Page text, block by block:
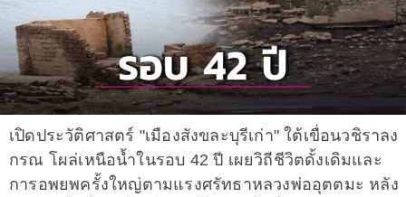
เปิดประวัติศาสตร์ "เมืองสังขละบุรีเก่า" ใต้เขื่อนวชิราลง
กรณ โผล่เหนือน้ำในรอบ 42 ปี เผยวิถีชีวิตดั้งเดิมและ
การอพยพครั้งใหญ่ตามแรงศรัทธาหลวงพ่ออุตตมะ หลัง